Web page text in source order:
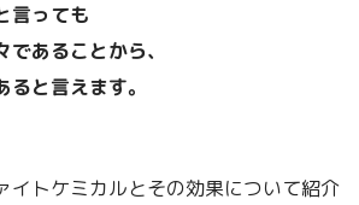
言っても
あることから、
と言えます。
イトケミカルとその効果について紹介